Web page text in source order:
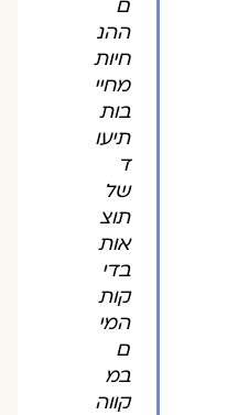
ם
ההנ
חיות
מחיי
בות
תיעו
ד
של
תוצ
אות
בדי
קות
המי
ם
במ
קווה